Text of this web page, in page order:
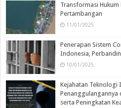
Transformasi
Pertambangan
11/01/2025
Penerapan Sistem
Indonesia,
10/01/2025
Kejahatan Teknologi
Penanggulangannya
serta Peningkatan